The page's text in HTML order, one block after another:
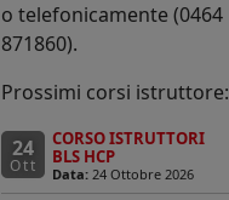
o telefonicamente (0464
871860).
Prossimi corsi istruttore:
24
Ott
CORSO ISTRUTTORI
BLS HCP
Data: 24 Ottobre 2026